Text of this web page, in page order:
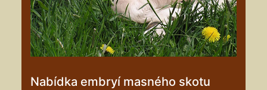
Nabídka embryí masného skotu